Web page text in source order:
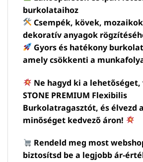
burkolataihoz
Csempék, kövek,
dekoratív anyagok
Gyors és hatékony
amely csökkenti a
Ne hagyd ki a lehetőséget,
STONE PREMIUM Flexibilis
Burkolatragasztót, és élvezd
minőséget kedvező áron!
Rendeld meg most
biztosítsd be a legjobb ár-